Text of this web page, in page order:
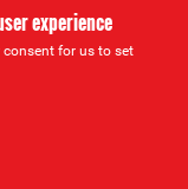
experience
for us to set